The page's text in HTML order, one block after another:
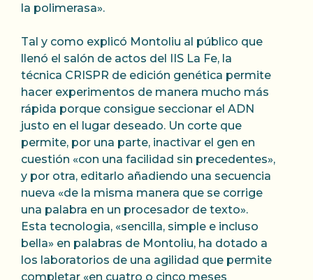
la polimerasa».
Tal y como explicó Montoliu al público que
llenó el salón de actos del IIS La Fe, la
técnica CRISPR de edición genética permite
hacer experimentos de manera mucho más
rápida porque consigue seccionar el ADN
justo en el lugar deseado. Un corte que
permite, por una parte, inactivar el gen en
cuestión «con una facilidad sin precedentes»,
y por otra, editarlo añadiendo una secuencia
nueva «de la misma manera que se corrige
una palabra en un procesador de texto».
Esta tecnologia, «sencilla, simple e incluso
bella» en palabras de Montoliu, ha dotado a
los laboratorios de una agilidad que permite
completar «en cuatro o cinco meses